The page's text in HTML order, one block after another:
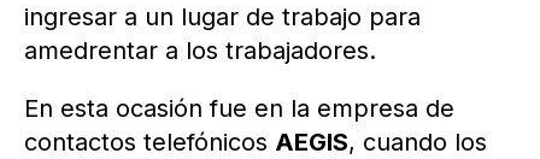
ingresar a un lugar de trabajo para
amedrentar a los trabajadores.
En esta ocasión fue en la empresa de
contactos telefónicos AEGIS, cuando los